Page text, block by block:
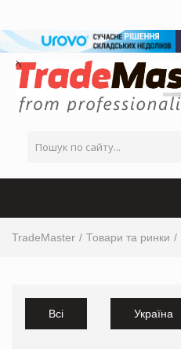
TradeMaster Товари та ринки
Всі Україна